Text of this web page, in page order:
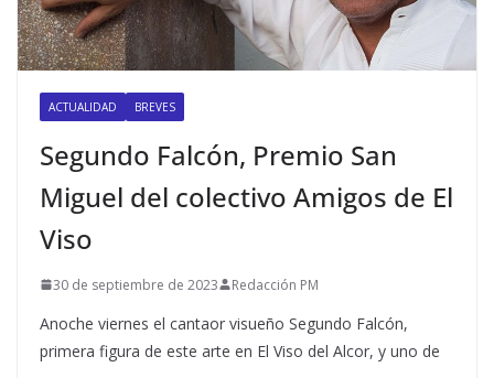
ACTUALIDAD BREVES
Segundo Falcón, Premio San
Miguel del colectivo Amigos de El
Viso
30 de septiembre de 2023 Redacción PM
Anoche viernes el cantaor visueño Segundo Falcón,
primera figura de este arte en El Viso del Alcor, y uno de